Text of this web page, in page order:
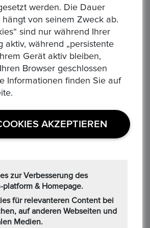
Dollar 2019/2020/2021/2022
Preis : 27,25 €
"Känguru" Prägejahr: 2019 oder 2020
Erhaltung: Vorzüg...
2020 "König der Löwen". 31,1 gr.
Feinsilber
werden. Die Dauer
hängt von seinem Zweck ab.
sind nur während Ihrer
aktiv, während „persistente
Gerät aktiv bleiben,
Browser geschlossen
Informationen finden Sie auf
AKZEPTIEREN
zur Verbesserung des
platform & Homepage.
für relevanteren Content bei
auf anderen Webseiten und
Medien.